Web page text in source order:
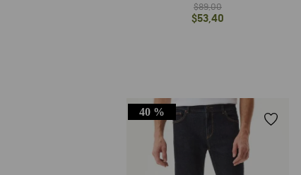
$89,00
$53,40
40 %